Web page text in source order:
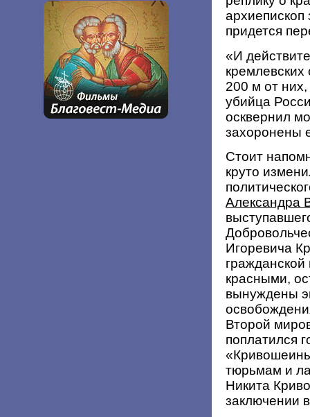
придется
«И
200 м от
убийца
осквернил
захоронены
Стоит
круто
Александра
Игоревича
красными,
вынуждены
Второй
поплатился
тюрьмам и
Никита
заключении